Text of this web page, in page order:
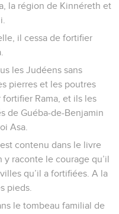
la région de Kinnéreth et
il cessa de fortifier
les Judéens sans
pierres et les poutres
Rama, et ils les
de Guéba-de-Benjamin
Asa.
contenu dans le livre
raconte le courage qu’il
qu’il a fortifiées. A la
pieds.
le tombeau familial de